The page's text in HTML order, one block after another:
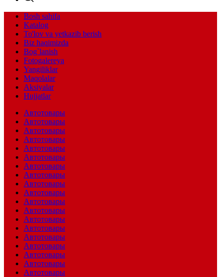
Bosh sahifa
Katalog
To'lov va yetkazib berish
Biz haqimizda
Bog`lanish
Fotogalereya
Yangiliklar
Maqolalar
Aksiyalar
Hujjatlar
Автотовары
Автотовары
Автотовары
Автотовары
Автотовары
Автотовары
Автотовары
Автотовары
Автотовары
Автотовары
Автотовары
Автотовары
Автотовары
Автотовары
Автотовары
Автотовары
Автотовары
Автотовары
Автотовары